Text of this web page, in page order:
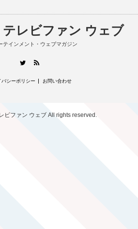
レビファン ウェブ
テインメント・ウェブマガジン
Twitter
バシーポリシー お問い合わせ
ビファン ウェブ All rights reserved.